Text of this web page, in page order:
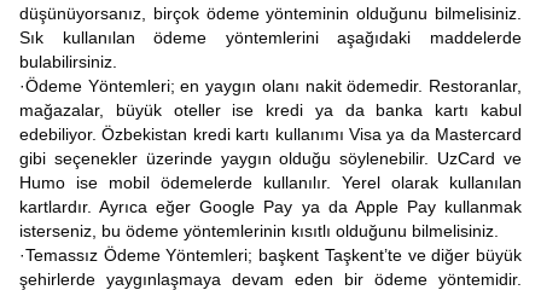
düşünüyorsanız, birçok ödeme yönteminin olduğunu bilmelisiniz.
Sık kullanılan ödeme yöntemlerini aşağıdaki maddelerde
bulabilirsiniz.
·Ödeme Yöntemleri; en yaygın olanı nakit ödemedir. Restoranlar,
mağazalar, büyük oteller ise kredi ya da banka kartı kabul
edebiliyor. Özbekistan kredi kartı kullanımı Visa ya da Mastercard
gibi seçenekler üzerinde yaygın olduğu söylenebilir. UzCard ve
Humo ise mobil ödemelerde kullanılır. Yerel olarak kullanılan
kartlardır. Ayrıca eğer Google Pay ya da Apple Pay kullanmak
isterseniz, bu ödeme yöntemlerinin kısıtlı olduğunu bilmelisiniz.
·Temassız Ödeme Yöntemleri; başkent Taşkent’te ve diğer büyük
şehirlerde yaygınlaşmaya devam eden bir ödeme yöntemidir.